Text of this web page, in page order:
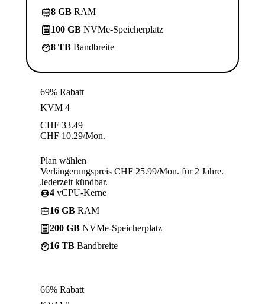
8 GB RAM
100 GB NVMe-Speicherplatz
8 TB Bandbreite
69% Rabatt
KVM 4
CHF 33.49
CHF 10.29/Mon.
Plan wählen
Verlängerungspreis CHF 25.99/Mon. für 2 Jahre.
Jederzeit kündbar.
4 vCPU-Kerne
16 GB RAM
200 GB NVMe-Speicherplatz
16 TB Bandbreite
66% Rabatt